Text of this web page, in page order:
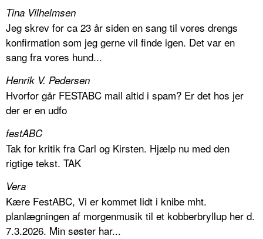
Tina Vilhelmsen
Jeg skrev for ca 23 år siden en sang til vores drengs
konfirmation som jeg gerne vil finde igen. Det var en
sang fra vores hund...
Henrik V. Pedersen
Hvorfor går FESTABC mail altid i spam? Er det hos jer
der er en udfo
festABC
Tak for kritik fra Carl og Kirsten. Hjælp nu med den
rigtige tekst. TAK
Vera
Kære FestABC, Vi er kommet lidt i knibe mht.
planlægningen af morgenmusik til et kobberbryllup her d.
7.3.2026. Min søster har...